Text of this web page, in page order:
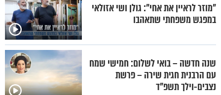
"מוזר לראיין את אחי": גולן ושי אזולאי
במפגש משפחתי שתאהבו
שנה חדשה – בואי לשלום: חמישי שמח
עם הרבנית חגית שירה – פרשת
נצבים-וילך תשפ"ד